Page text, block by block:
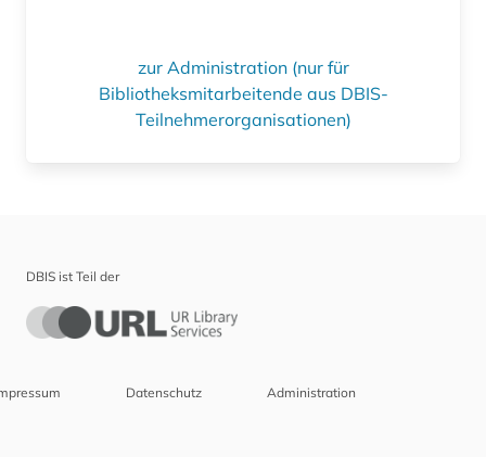
zur Administration (nur für
Bibliotheksmitarbeitende aus DBIS-
Teilnehmerorganisationen)
DBIS ist Teil der
Datenschutz Administration